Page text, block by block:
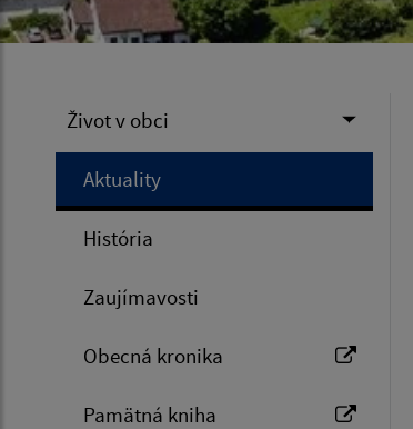
Život v obci
Aktuality
História
Zaujímavosti
Obecná kronika
Pamätná kniha